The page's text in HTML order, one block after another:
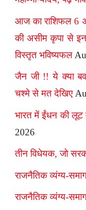
आज का राशिफल 6
की असीम कृपा से इन
विस्तृत भविष्यफल
जैन जी !! ये क्या
चश्मे से मत देखिए
भारत में ईंधन की लूट
2026
तीन विधेयक, जो
राजनैतिक व्यंग्य-
राजनैतिक व्यंग्य-